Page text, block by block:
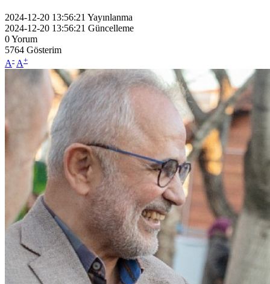
2024-12-20 13:56:21 Yayınlanma
2024-12-20 13:56:21 Güncelleme
0Yorum
5764 Gösterim
A- A+